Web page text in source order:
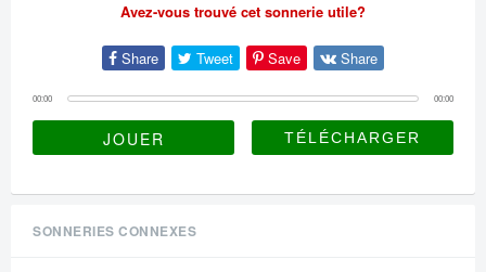
Avez-vous trouvé cet sonnerie utile?
Share Tweet Save Share
00:00 00:00
JOUER
SONNERIES CONNEXES